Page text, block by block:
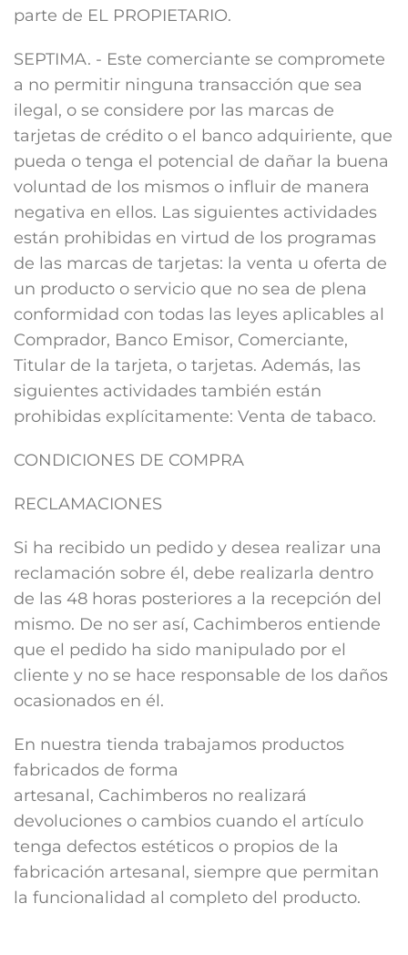
parte de EL PROPIETARIO.
SEPTIMA. - Este comerciante se compromete
a no permitir ninguna transacción que sea
ilegal, o se considere por las marcas de
tarjetas de crédito o el banco adquiriente, que
pueda o tenga el potencial de dañar la buena
voluntad de los mismos o influir de manera
negativa en ellos. Las siguientes actividades
están prohibidas en virtud de los programas
de las marcas de tarjetas: la venta u oferta de
un producto o servicio que no sea de plena
conformidad con todas las leyes aplicables al
Comprador, Banco Emisor, Comerciante,
Titular de la tarjeta, o tarjetas. Además, las
siguientes actividades también están
prohibidas explícitamente: Venta de tabaco.
CONDICIONES DE COMPRA
RECLAMACIONES
Si ha recibido un pedido y desea realizar una
reclamación sobre él, debe realizarla dentro
de las 48 horas posteriores a la recepción del
mismo. De no ser así, Cachimberos entiende
que el pedido ha sido manipulado por el
cliente y no se hace responsable de los daños
ocasionados en él.
En nuestra tienda trabajamos productos
fabricados de forma
artesanal, Cachimberos no realizará
devoluciones o cambios cuando el artículo
tenga defectos estéticos o propios de la
fabricación artesanal, siempre que permitan
la funcionalidad al completo del producto.